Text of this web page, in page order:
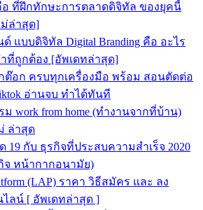
อ ที่ฝึกทักษะการตลาดดิจิทัล ของยุคนี้
ล่าสุด]
แบบดิจิทัล Digital Branding คือ อะไร
ที่ถูกต้อง [อัพเดทล่าสุด]
ต๊อก ครบทุกเครื่องมือ พร้อม สอนตัดต่อ
อ่านจบ ทำได้ทันที
ม work from home (ทำงานจากที่บ้าน)
ล่าสุด
19 กับ ธุรกิจที่ประสบความสําเร็จ 2020
จ หน้ากากอนามัย)
(LAP) ราคา วิธีสมัคร และ ลง
ลน์ [ อัพเดทล่าสุด ]